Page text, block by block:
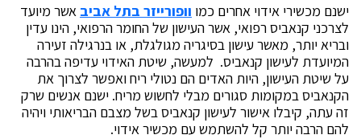
ישנם מכשירי אידוי אחרים כמו וופורייזר בתל אביב אשר מיועד
לצרכני קנאביס רפואי, אשר העישון של החומר הרפואי, הינו עדין
ובריא יותר, מאשר עישון בסיגריה מגולגלת, או בנרגילה זעירה
המיועדת לעישון קנאביס. למעשה, שיטת האידוי עדיפה בהרבה
על שיטת העישון, היות האדים הם נטולי ריח ואפשר לצרוך את
הקנאביס במקומות סגורים מבלי לחשוש מריח. ישנם אנשים שרק
זה עתה, קיבלו אישור לעישון קנאביס בשל מצבם הבריאותי ויהיה
להם הרבה יותר קל להשתמש עם מכשיר אידוי.